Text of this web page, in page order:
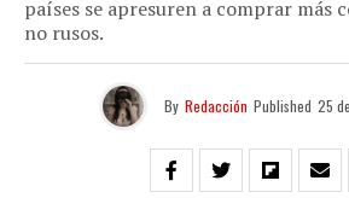
países se apresuren a comprar más
no rusos.
By Redacción Published 25